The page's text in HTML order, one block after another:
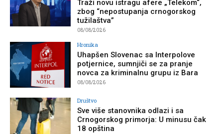
Traži novu istragu afere „Telekom“,
zbog “nepostupanja crnogorskog
tužilaštva”
08/08/2026
Hronika
Uhapšen Slovenac sa Interpolove
potjernice, sumnjiči se za pranje
novca za kriminalnu grupu iz Bara
08/08/2026
Društvo
Sve više stanovnika odlazi i sa
Crnogorskog primorja: U minusu čak
18 opština